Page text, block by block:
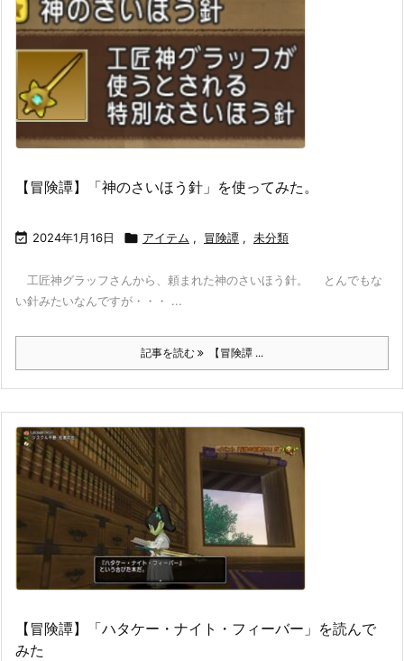
【冒険譚】「神のさいほう針」を使ってみた。
 2024年1月16日  アイテム , 冒険譚 , 未分類
工匠神グラッフさんから、頼まれた神のさいほう針。 とんでもな
い針みたいなんですが・・・ ...
記事を読む 【冒険譚 ...
【冒険譚】「ハタケー・ナイト・フィーバー」を読んで
みた